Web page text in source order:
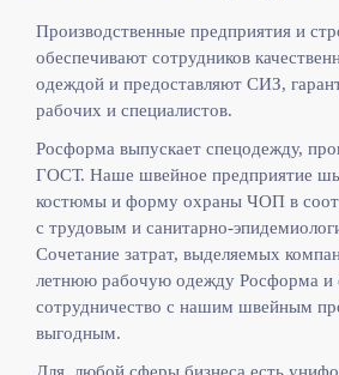
Производственные предприятия и
обеспечивают сотрудников
одеждой и предоставляют СИЗ,
рабочих и специалистов.
Росформа выпускает спецодежду,
ГОСТ. Наше швейное предприятие
костюмы и форму охраны ЧОП в
с трудовым и санитарно-
Сочетание затрат, выделяемых
летнюю рабочую одежду Росформа и
сотрудничество с нашим швейным
выгодным.